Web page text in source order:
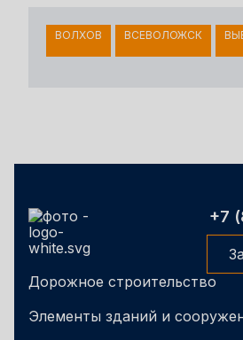
ВОЛХОВ ВСЕВОЛОЖСК
+7
Дорожное строительство
Элементы зданий и